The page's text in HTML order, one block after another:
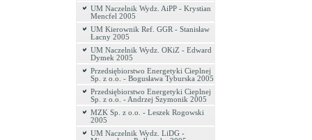
UM Naczelnik Wydz. AiPP - Krystian
Mencfel 2005
UM Kierownik Ref. GGR - Stanisław
Łacny 2005
UM Naczelnik Wydz. OKiZ - Edward
Dymek 2005
Przedsiębiorstwo Energetyki Cieplnej
Sp. z o.o. - Bogusława Tyburska 2005
Przedsiębiorstwo Energetyki Cieplnej
Sp. z o.o. - Andrzej Szymonik 2005
MZK Sp. z o.o. - Leszek Rogowski
2005
UM Naczelnik Wydz. LiDG -